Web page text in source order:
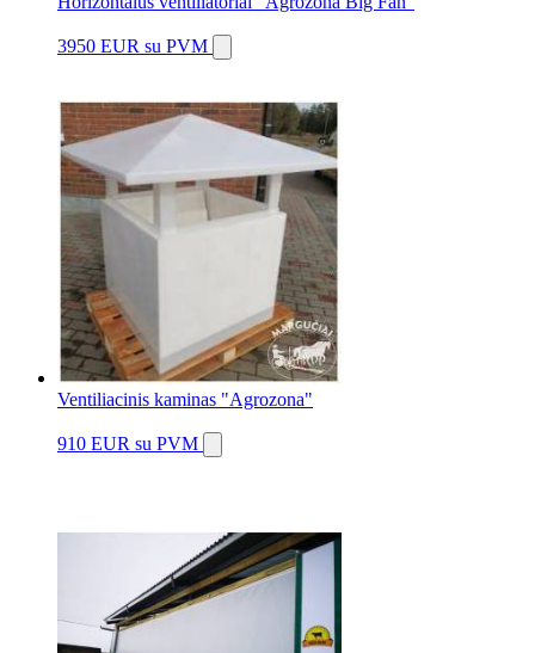
3950 EUR su PVM
Ventiliacinis kaminas "Agrozona"
910 EUR su PVM